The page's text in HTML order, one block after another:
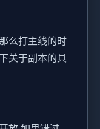
么打主线的时
关于副本的具